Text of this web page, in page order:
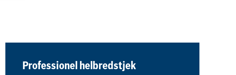
Professionel helbredstjek